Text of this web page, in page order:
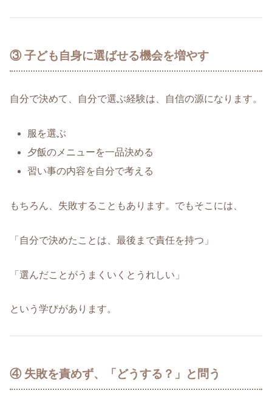
③ 子ども自身に選ばせる機会を増やす
自分で決めて、自分で選ぶ経験は、自信の源になります。
服を選ぶ
夕飯のメニューを一品決める
習い事の内容を自分で考える
もちろん、失敗することもあります。でもそこには、
「自分で決めたことは、最後まで責任を持つ」
「選んだことがうまくいくとうれしい」
という学びがあります。
④ 失敗を責めず、「どうする？」と問う